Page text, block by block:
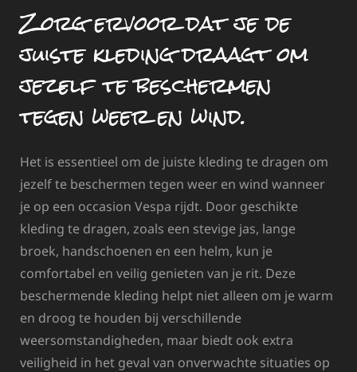
Zorg ervoor dat je de
juiste kleding draagt om
jezelf te beschermen
tegen weer en wind.
Het is essentieel om de juiste kleding te dragen om
jezelf te beschermen tegen weer en wind wanneer
je op een occasion Vespa rijdt. Door geschikte
kleding te dragen, zoals een stevige jas, lange
broek, handschoenen en een helm, kun je
comfortabel en veilig genieten van je rit. Deze
beschermende kleding helpt niet alleen om je warm
en droog te houden bij verschillende
weersomstandigheden, maar biedt ook extra
veiligheid in het geval van onverwachte situaties op